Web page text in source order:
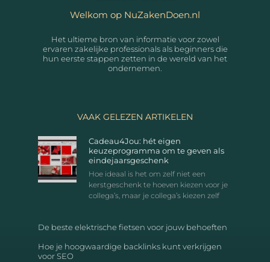
Welkom op NuZakenDoen.nl
Het ultieme bron van informatie voor zowel
ervaren zakelijke professionals als beginners die
hun eerste stappen zetten in de wereld van het
ondernemen.
VAAK GELEZEN ARTIKELEN
Cadeau4Jou: hét eigen
keuzeprogramma om te geven als
eindejaarsgeschenk
Hoe ideaal is het om zelf niet een
kerstgeschenk te hoeven kiezen voor je
collega’s, maar je collega’s kiezen zelf
De beste elektrische fietsen voor jouw behoeften
Hoe je hoogwaardige backlinks kunt verkrijgen
voor SEO